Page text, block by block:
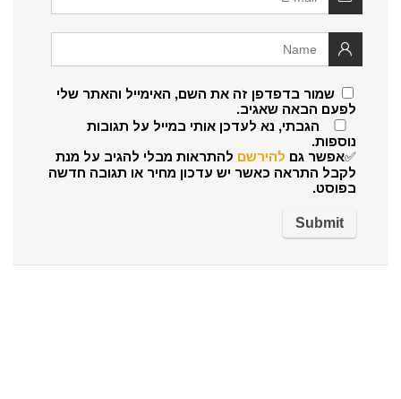
שמור בדפדפן זה את השם, האימייל והאתר שלי
לפעם הבאה שאגיב.
הגבתי, נא לעדכן אותי במייל על תגובות
נוספות.
✅אפשר גם להירשם להתראות מבלי להגיב על מנת
לקבל התראה כאשר יש עדכון מחיר או תגובה חדשה
בפוסט.